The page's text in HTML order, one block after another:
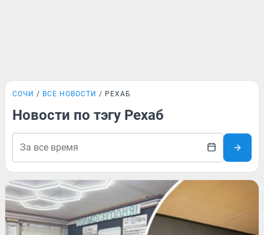
СОЧИ ВСЕ НОВОСТИ РЕХАБ
Новости по тэгу Рехаб